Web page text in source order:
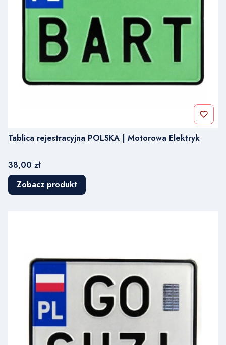
Tablica rejestracyjna POLSKA | Motorowa Elektryk
Cena
38,00 zł
Zobacz produkt